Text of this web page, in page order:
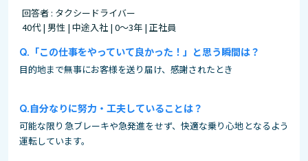
回答者 : タクシードライバー
40代 | 男性 | 中途入社 | 0～3年 | 正社員
「この仕事をやっていて良かった！」と思う瞬間は？
目的地まで無事にお客様を送り届け、感謝されたとき
自分なりに努力・工夫していることは？
可能な限り急ブレーキや急発進をせず、快適な乗り心地となるよう
運転しています。